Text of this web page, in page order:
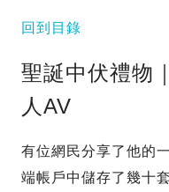
回到目錄
聖誕中伏禮物
人AV
有位網民分享了他的
端帳戶中儲存了幾十